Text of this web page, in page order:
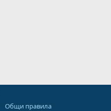
Общи правила